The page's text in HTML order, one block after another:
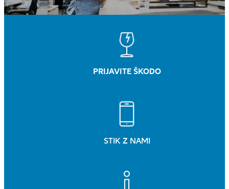
PRIJAVITE ŠKODO
STIK Z NAMI